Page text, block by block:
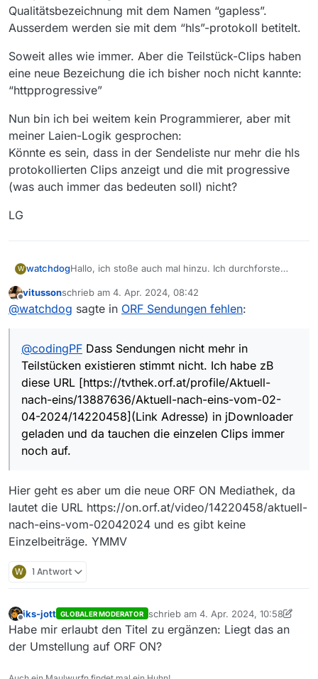
Qualitätsbezeichnung mit dem Namen “gapless”.
Ausserdem werden sie mit dem “hls”-protokoll betitelt.
Soweit alles wie immer. Aber die Teilstück-Clips haben
eine neue Bezeichung die ich bisher noch nicht kannte:
“httpprogressive”
Nun bin ich bei weitem kein Programmierer, aber mit
meiner Laien-Logik gesprochen:
Könnte es sein, dass in der Sendeliste nur mehr die hls
protokollierten Clips anzeigt und die mit progressive
(was auch immer das bedeuten soll) nicht?
LG
W watchdogHallo, ich stoße auch mal hinzu. Ich durchforste
und auch mir ist aufgefallen, dass plötzlich die
Sendeliste leergeräumt scheint.
verschwunden, obwohl sie üblicherweise
mindestens 2 Wochen lang abrufbar waren. So bis
zum 27. hab ich Sie runtergeladen, und seit mind.
Montag sind sie futsch.
Was weiterhin in der Senderlsite auftaucht sind wie
schon richtig bemerkt Komplette Sendungen. (zB
diese URL [https://tvthek.orf.at/profile/Aktuell-nach-
eins/13887636/Aktuell-nach-eins-vom-02-04-
2024/14220458](Link Adresse) in jDownloader
geladen und da tauchen die einzelen Clips immer
noch auf.
Allerdings fiel mir hier eine Änderung auf:
Komplette Sendungen enden vor der
Qualitätsbezeichnung mit dem Namen “gapless”.
Ausserdem werden sie mit dem “hls”-protokoll
Soweit alles wie immer. Aber die Teilstück-Clips
meiner Laien-Logik gesprochen:
Könnte es sein, dass in der Sendeliste nur mehr die
hls protokollierten Clips anzeigt und die mit
progressive (was auch immer das bedeuten soll)
nicht?
LG
Offline
vitussonschrieb am 4. Apr. 2024, 08:42
zuletzt editiert von
@watchdog sagte in ORF Sendungen fehlen:
@codingPF Dass Sendungen nicht mehr in
Teilstücken existieren stimmt nicht. Ich habe zB
diese URL [https://tvthek.orf.at/profile/Aktuell-
nach-eins/13887636/Aktuell-nach-eins-vom-02-
04-2024/14220458](Link Adresse) in jDownloader
geladen und da tauchen die einzelen Clips immer
noch auf.
Hier geht es aber um die neue ORF ON Mediathek, da
lautet die URL https://on.orf.at/video/14220458/aktuell-
nach-eins-vom-02042024 und es gibt keine
Einzelbeiträge. YMMV
W 1 Antwort
Offline
iks-jott GLOBALER MODERATOR schrieb am 4. Apr. 2024, 10:58
zuletzt editiert von iks-jott4. Apr.
Habe mir erlaubt den Titel zu ergänzen: Liegt das an
der Umstellung auf ORF ON?